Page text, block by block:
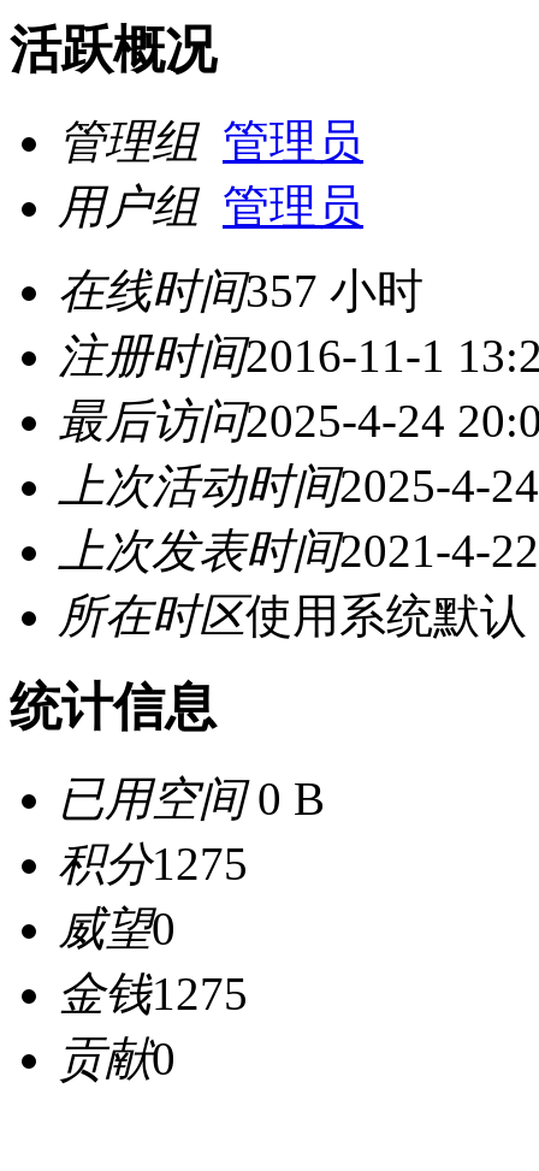
活跃概况
管理组 管理员
用户组 管理员
在线时间357 小时
注册时间2016-11-1
最后访问2025-4-24
上次活动时间2025-4-
上次发表时间2021-4-
所在时区使用系统默认
统计信息
已用空间0 B
积分1275
威望0
金钱1275
贡献0